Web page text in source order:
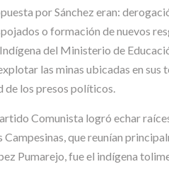
por Sánchez eran:
o formación de nuevos
del Ministerio de
las minas ubicadas en
de los presos políticos.
Comunista logró echar
que reunían
Pumarejo, fue el indígena